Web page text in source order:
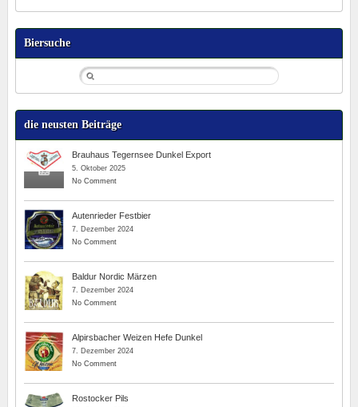
Biersuche
die neusten Beiträge
Brauhaus Tegernsee Dunkel Export
5. Oktober 2025
No Comment
Autenrieder Festbier
7. Dezember 2024
No Comment
Baldur Nordic Märzen
7. Dezember 2024
No Comment
Alpirsbacher Weizen Hefe Dunkel
7. Dezember 2024
No Comment
Rostocker Pils